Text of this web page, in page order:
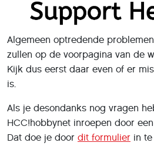
Algemeen optredende
zullen op de voorpagina van de
Kijk dus eerst daar even of er
is.
Als je desondanks nog vragen
HCC!hobbynet inroepen door
Dat doe je door dit formulier in